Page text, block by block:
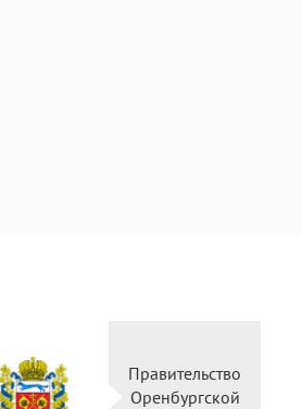
Правительство
Оренбургской